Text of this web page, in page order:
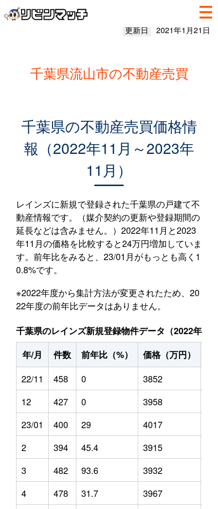
更新日 2021年1月21日
千葉県流山市の不動産売買
千葉県の不動産売買価格情
報（2022年11月～2023年
11月）
レインズに新規で登録された千葉県の戸建て不
動産情報です。（媒介契約の更新や登録期間の
延長などは含みません。）2022年11月と2023
年11月の価格を比較すると24万円増加していま
す。前年比をみると、23/01月がもっとも高く1
0.8%です。
※2022年度から集計方法が変更されたため、20
22年度の前年比データはありません。
千葉県のレインズ新規登録物件データ（2022年11
年/月
件数 前年比（%） 価格（万円）
22/11
458 0 3852
12
427 0 3958
23/01
400 29 4017
2
394 45.4 3915
3
482 93.6 3932
4
478 31.7 3967